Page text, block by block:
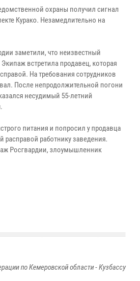
охраны получил сигнал
Курако. Незамедлительно на
заметили, что неизвестный
встретила продавец, которая
На требования сотрудников
После непродолжительной погони
несудимый 55-летний
питания и попросил у продавца
расправой работнику заведения.
Росгвардии, злоумышленник
по Кемеровской области - Кузбассу